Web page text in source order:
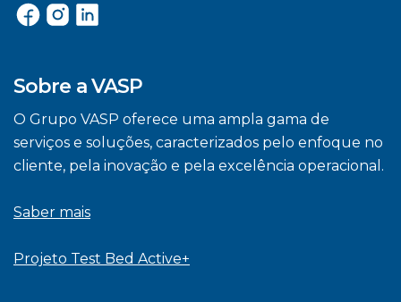
Sobre a VASP
O Grupo VASP oferece uma ampla gama de
serviços e soluções, caracterizados pelo enfoque no
cliente, pela inovação e pela excelência operacional.
Saber mais
Projeto Test Bed Active+